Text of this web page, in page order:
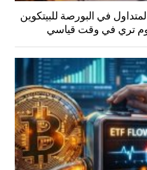
في البورصة للبيتكوين
تري في وقت قياسي